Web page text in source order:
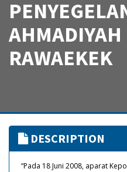
Regulasi
Advokasi PGI
RAWAEKEK
DESCRIPTION
“Pada 18 Juni 2008, aparat